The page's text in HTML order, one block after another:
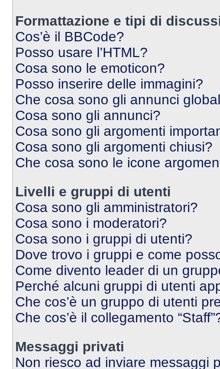
Formattazione e tipi di
Cos’è il BBCode?
Posso usare l’HTML?
Cosa sono le emoticon?
Posso inserire delle immagini?
Che cosa sono gli annunci
Cosa sono gli annunci?
Cosa sono gli argomenti
Cosa sono gli argomenti chiusi?
Che cosa sono le icone
Livelli e gruppi di utenti
Cosa sono gli amministratori?
Cosa sono i moderatori?
Cosa sono i gruppi di utenti?
Dove trovo i gruppi e come
Come divento leader di un
Perché alcuni gruppi di utenti
Che cos’è un gruppo di utenti
Che cos’è il collegamento
Messaggi privati
Non riesco ad inviare messaggi